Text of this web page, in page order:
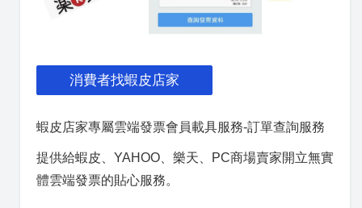
消費者找蝦皮店家
蝦皮店家專屬雲端發票會員載具服務-訂單查詢服務
提供給蝦皮、YAHOO、樂天、PC商場賣家開立無實
體雲端發票的貼心服務。